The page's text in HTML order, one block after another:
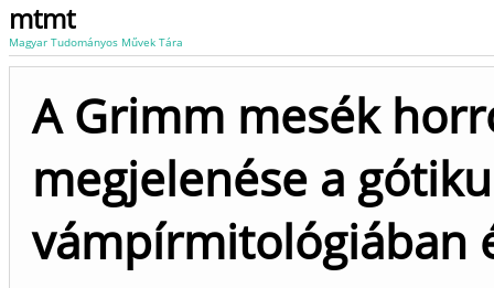
mtmt
Magyar Tudományos Művek Tára
A Grimm mesék
megjelenése a
vámpírmitológiában